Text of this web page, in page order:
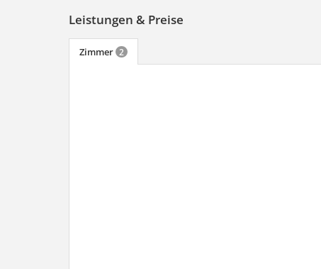
Leistungen & Preise
Zimmer 2